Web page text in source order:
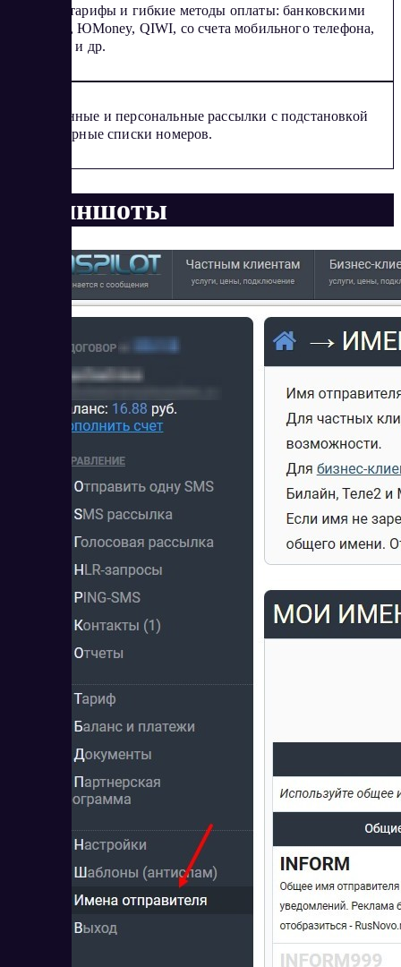
Низкие тарифы и гибкие методы оплаты: банковскими
картами, ЮMoney, QIWI, со счета мобильного телефона,
криптой и др.
Отложенные и персональные рассылки с подстановкой
имен, черные списки номеров.
Скриншоты